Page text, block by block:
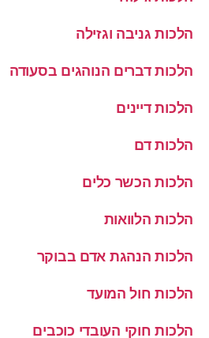
הלכות גניבה וגזילה
הלכות דברים הנוהגים בסעודה
הלכות דיינים
הלכות דם
הלכות הכשר כלים
הלכות הלוואות
הלכות הנהגת אדם בבוקר
הלכות חול המועד
הלכות חוקי העובדי כוכבים